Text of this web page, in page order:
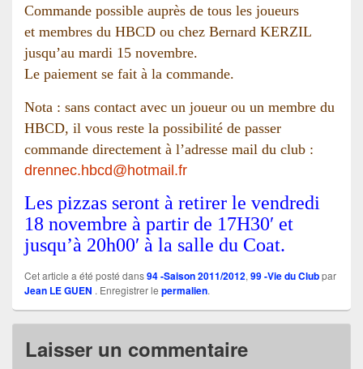
Commande possible auprès de tous les joueurs
et membres du HBCD ou chez Bernard KERZIL
jusqu’au mardi 15 novembre.
Le paiement se fait à la commande.
Nota : sans contact avec un joueur ou un membre du
HBCD, il vous reste la possibilité de passer
commande directement à l’adresse mail du club :
drennec.hbcd@hotmail.fr
Les pizzas seront à retirer le vendredi
18 novembre à partir de 17H30′ et
jusqu’à 20h00′ à la salle du Coat.
Cet article a été posté dans94 -Saison 2011/2012, 99 -Vie du Clubpar
Jean LE GUEN . Enregistrer le permalien.
Laisser un commentaire